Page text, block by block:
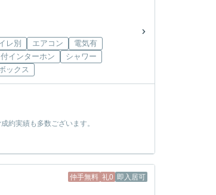
レ別 エアコン
電気有
インターホン
シャワー
ックス
約実績も多数ございます。
仲手無料 礼0 即入居可